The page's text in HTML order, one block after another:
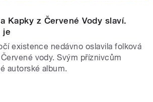
Kapky z Červené Vody slaví.
je
existence nedávno oslavila folková
vody. Svým příznivcům
autorské album.